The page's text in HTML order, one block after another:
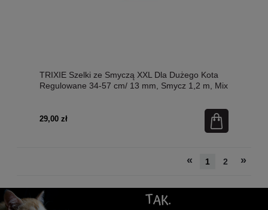
TRIXIE Szelki ze Smyczą XXL Dla Dużego Kota
Regulowane 34-57 cm/ 13 mm, Smycz 1,2 m, Mix
29,00 zł
« 1 2 »